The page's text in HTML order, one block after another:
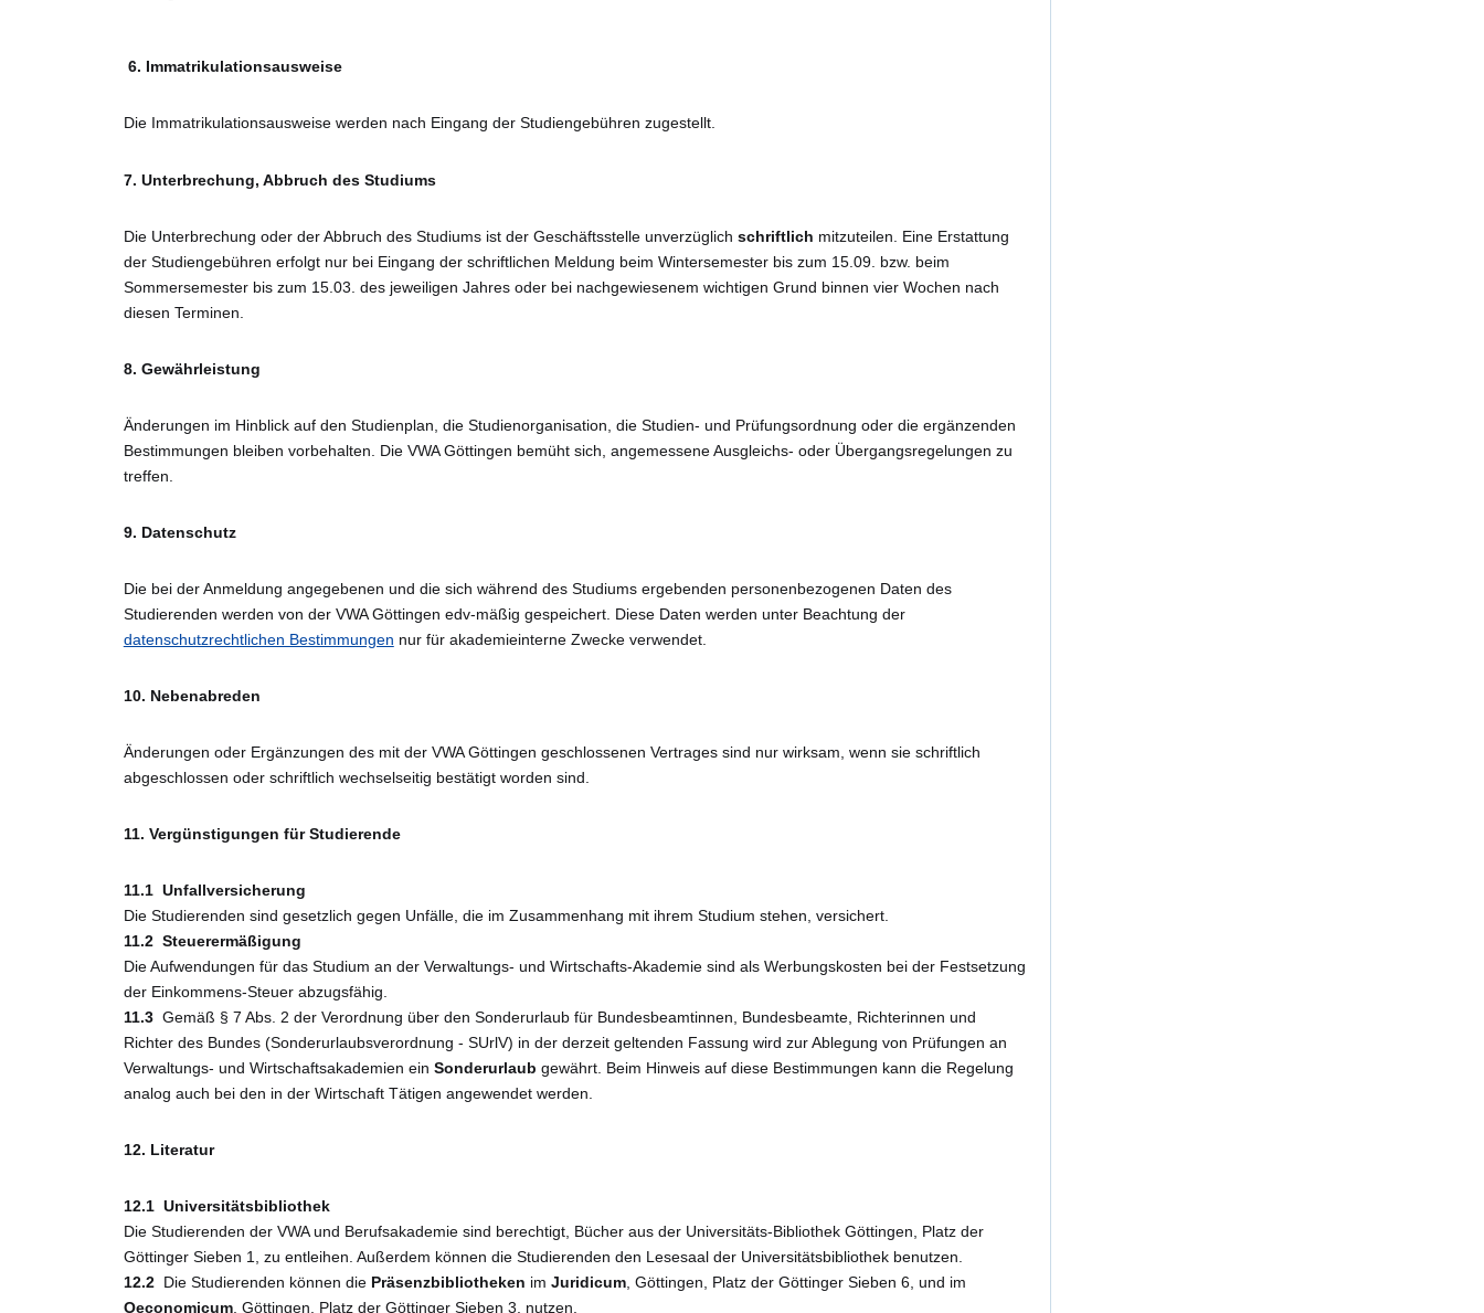
6. Immatrikulationsausweise
Die Immatrikulationsausweise werden nach Eingang der Studiengebühren zugestellt.
7. Unterbrechung, Abbruch des Studiums
Die Unterbrechung oder der Abbruch des Studiums ist der Geschäftsstelle unverzüglich schriftlich mitzuteilen. Eine Erstattung
der Studiengebühren erfolgt nur bei Eingang der schriftlichen Meldung beim Wintersemester bis zum 15.09. bzw. beim
Sommersemester bis zum 15.03. des jeweiligen Jahres oder bei nachgewiesenem wichtigen Grund binnen vier Wochen nach
diesen Terminen.
8. Gewährleistung
Änderungen im Hinblick auf den Studienplan, die Studienorganisation, die Studien- und Prüfungsordnung oder die ergänzenden
Bestimmungen bleiben vorbehalten. Die VWA Göttingen bemüht sich, angemessene Ausgleichs- oder Übergangsregelungen zu
treffen.
9. Datenschutz
Die bei der Anmeldung angegebenen und die sich während des Studiums ergebenden personenbezogenen Daten des
Studierenden werden von der VWA Göttingen edv-mäßig gespeichert. Diese Daten werden unter Beachtung der
datenschutzrechtlichen Bestimmungen nur für akademieinterne Zwecke verwendet.
10. Nebenabreden
Änderungen oder Ergänzungen des mit der VWA Göttingen geschlossenen Vertrages sind nur wirksam, wenn sie schriftlich
abgeschlossen oder schriftlich wechselseitig bestätigt worden sind.
11. Vergünstigungen für Studierende
11.1 Unfallversicherung
Die Studierenden sind gesetzlich gegen Unfälle, die im Zusammenhang mit ihrem Studium stehen, versichert.
11.2 Steuerermäßigung
Die Aufwendungen für das Studium an der Verwaltungs- und Wirtschafts-Akademie sind als Werbungskosten bei der Festsetzung
der Einkommens-Steuer abzugsfähig.
11.3Gemäß § 7 Abs. 2 der Verordnung über den Sonderurlaub für Bundesbeamtinnen, Bundesbeamte, Richterinnen und
Richter des Bundes (Sonderurlaubsverordnung - SUrlV) in der derzeit geltenden Fassung wird zur Ablegung von Prüfungen an
Verwaltungs- und Wirtschaftsakademien ein Sonderurlaub gewährt. Beim Hinweis auf diese Bestimmungen kann die Regelung
analog auch bei den in der Wirtschaft Tätigen angewendet werden.
12. Literatur
12.1 Universitätsbibliothek
Die Studierenden der VWA und Berufsakademie sind berechtigt, Bücher aus der Universitäts-Bibliothek Göttingen, Platz der
Göttinger Sieben 1, zu entleihen. Außerdem können die Studierenden den Lesesaal der Universitätsbibliothek benutzen.
12.2 Die Studierenden können diePräsenzbibliotheken im Juridicum, Göttingen, Platz der Göttinger Sieben 6, und im
Oeconomicum, Göttingen, Platz der Göttinger Sieben 3, nutzen.